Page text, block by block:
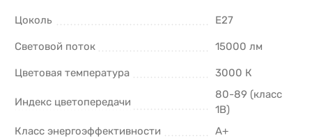
Цоколь E27
Световой поток 15000 лм
Цветовая температура 3000 К
Индекс цветопередачи
80-89 (класс
1В)
Класс энергоэффективности
A+